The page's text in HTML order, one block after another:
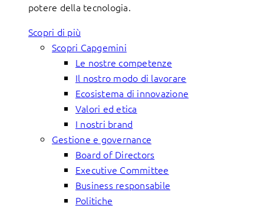
potere della tecnologia.
Scopri di più
Scopri Capgemini
Le nostre competenze
Il nostro modo di lavorare
Ecosistema di innovazione
Valori ed etica
I nostri brand
Gestione e governance
Board of Directors
Executive Committee
Business responsabile
Politiche